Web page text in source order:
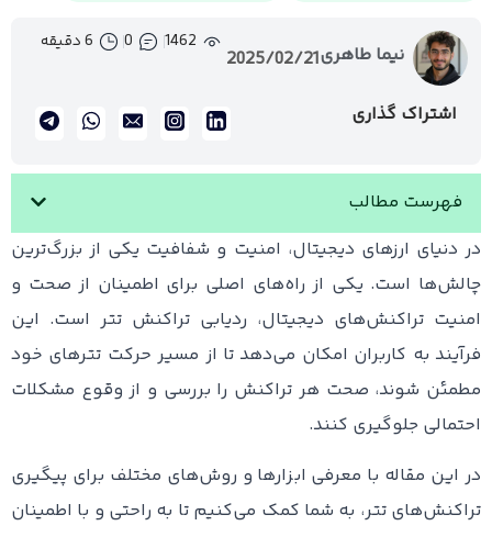
نیما طاهری2025/02/21
1462
0 6 دقیقه
اشتراک گذاری
فهرست مطالب
در دنیای ارزهای دیجیتال، امنیت و شفافیت یکی از بزرگ‌ترین
چالش‌ها است. یکی از راه‌های اصلی برای اطمینان از صحت و
امنیت تراکنش‌های دیجیتال، ردیابی تراکنش تتر است. این
فرآیند به کاربران امکان می‌دهد تا از مسیر حرکت تترهای خود
مطمئن شوند، صحت هر تراکنش را بررسی و از وقوع مشکلات
احتمالی جلوگیری کنند.
در این مقاله با معرفی ابزارها و روش‌های مختلف برای پیگیری
تراکنش‌های تتر، به شما کمک می‌کنیم تا به راحتی و با اطمینان